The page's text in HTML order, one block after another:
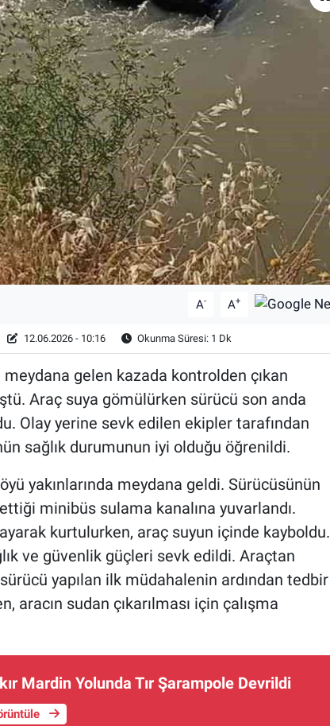
A- A+
12.06.2026 - 10:16 Okunma Süresi: 1 Dk
meydana gelen kazada kontrolden çıkan
Araç suya gömülürken sürücü son anda
Olay yerine sevk edilen ekipler tarafından
sağlık durumunun iyi olduğu öğrenildi.
yakınlarında meydana geldi. Sürücüsünün
minibüs sulama kanalına yuvarlandı.
kurtulurken, araç suyun içinde kayboldu.
ve güvenlik güçleri sevk edildi. Araçtan
yapılan ilk müdahalenin ardından tedbir
aracın sudan çıkarılması için çalışma
Mardin Yolunda Tır Şarampole Devrildi